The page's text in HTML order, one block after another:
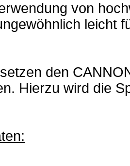
von
leicht
den
Hierzu wird die